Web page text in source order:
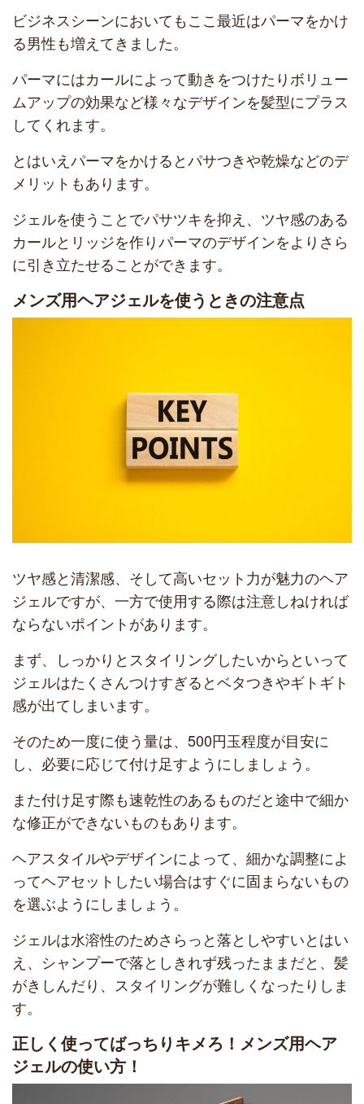
ビジネスシーンにおいてもここ最近はパーマをかけ
る男性も増えてきました。
パーマにはカールによって動きをつけたりボリュー
ムアップの効果など様々なデザインを髪型にプラス
してくれます。
とはいえパーマをかけるとパサつきや乾燥などのデ
メリットもあります。
ジェルを使うことでパサツキを抑え、ツヤ感のある
カールとリッジを作りパーマのデザインをよりさら
に引き立たせることができます。
メンズ用ヘアジェルを使うときの注意点
ツヤ感と清潔感、そして高いセット力が魅力のヘア
ジェルですが、一方で使用する際は注意しねければ
ならないポイントがあります。
まず、しっかりとスタイリングしたいからといって
ジェルはたくさんつけすぎるとベタつきやギトギト
感が出てしまいます。
そのため一度に使う量は、500円玉程度が目安に
し、必要に応じて付け足すようにしましょう。
また付け足す際も速乾性のあるものだと途中で細か
な修正ができないものもあります。
ヘアスタイルやデザインによって、細かな調整によ
ってヘアセットしたい場合はすぐに固まらないもの
を選ぶようにしましょう。
ジェルは水溶性のためさらっと落としやすいとはい
え、シャンプーで落としきれず残ったままだと、髪
がきしんだり、スタイリングが難しくなったりしま
す。
正しく使ってばっちりキメろ！メンズ用ヘア
ジェルの使い方！